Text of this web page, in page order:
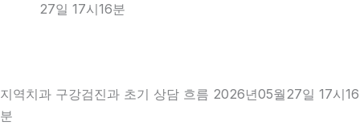
27일 17시16분
지역치과 구강검진과 초기 상담 흐름 2026년05월27일 17시16
분